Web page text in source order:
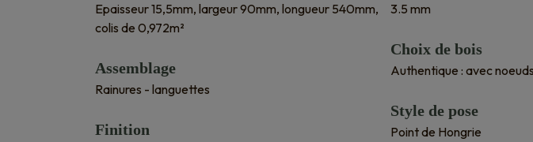
Epaisseur 15,5mm, largeur 90mm, longueur 540mm,
colis de 0,972m²
Assemblage
Rainures - languettes
Finition
3.5 mm
Choix de bois
Authentique : avec noeuds
Style de pose
Point de Hongrie